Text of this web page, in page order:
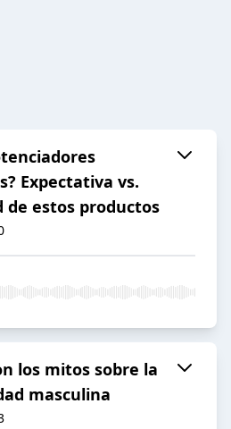
Expectativa vs.
de estos productos
los mitos sobre la
masculina